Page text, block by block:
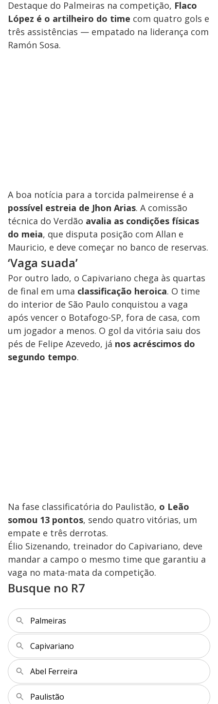
Destaque do Palmeiras na competição, Flaco
López é o artilheiro do time com quatro gols e
três assistências — empatado na liderança com
Ramón Sosa.
A boa notícia para a torcida palmeirense é a
possível estreia de Jhon Arias. A comissão
técnica do Verdão avalia as condições físicas
do meia, que disputa posição com Allan e
Mauricio, e deve começar no banco de reservas.
‘Vaga suada’
Por outro lado, o Capivariano chega às quartas
de final em uma classificação heroica. O time
do interior de São Paulo conquistou a vaga
após vencer o Botafogo-SP, fora de casa, com
um jogador a menos. O gol da vitória saiu dos
pés de Felipe Azevedo, já nos acréscimos do
segundo tempo.
Na fase classificatória do Paulistão, o Leão
somou 13 pontos, sendo quatro vitórias, um
empate e três derrotas.
Élio Sizenando, treinador do Capivariano, deve
mandar a campo o mesmo time que garantiu a
vaga no mata-mata da competição.
Busque no R7
Palmeiras
Capivariano
Abel Ferreira
Paulistão